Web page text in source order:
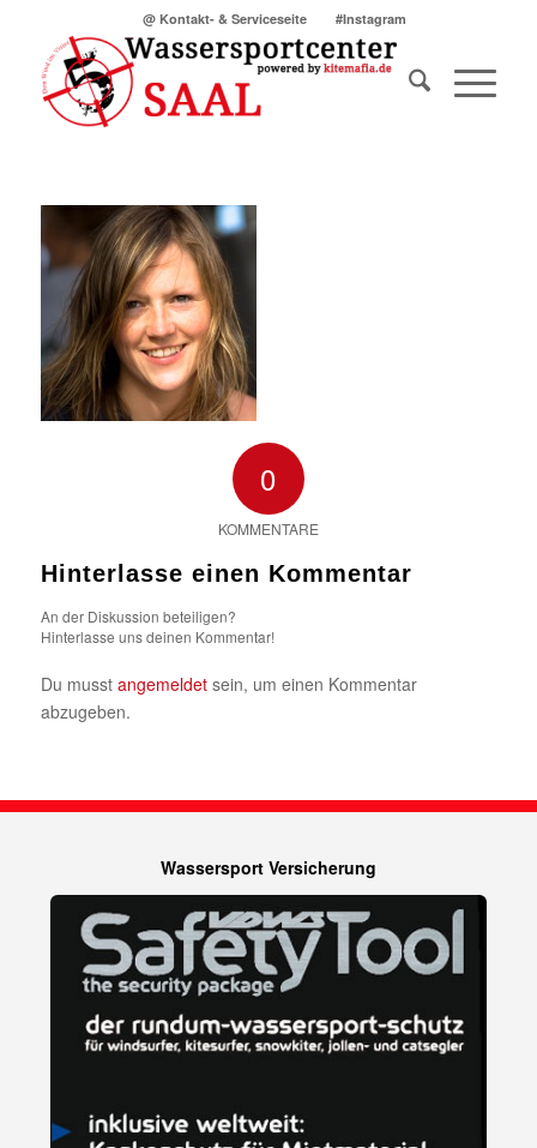
@ Kontakt- & Serviceseite #Instagram
0
KOMMENTARE
Hinterlasse einen Kommentar
An der Diskussion beteiligen?
Hinterlasse uns deinen Kommentar!
Du musst angemeldetsein, um einen Kommentar
abzugeben.
Wassersport Versicherung